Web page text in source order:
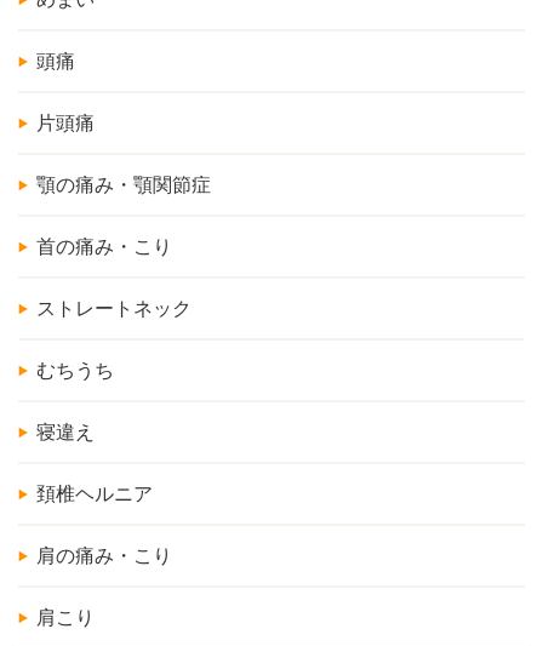
頭痛
片頭痛
顎の痛み・顎関節症
首の痛み・こり
ストレートネック
むちうち
寝違え
頚椎ヘルニア
肩の痛み・こり
肩こり